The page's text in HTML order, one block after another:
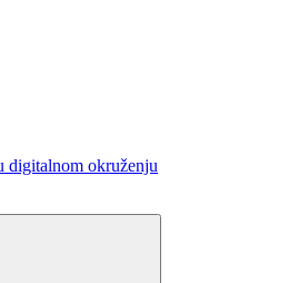
digitalnom okruženju